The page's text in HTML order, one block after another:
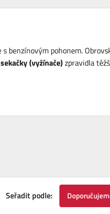
benzínovým pohonem.
(vyžínače)zpravidla
Seřadit podle: